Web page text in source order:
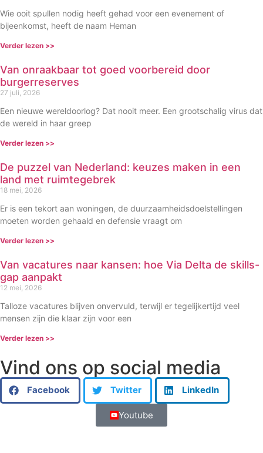
Wie ooit spullen nodig heeft gehad voor een evenement of
bijeenkomst, heeft de naam Heman
Verder lezen >>
Van onraakbaar tot goed voorbereid door
burgerreserves
27 juli, 2026
Een nieuwe wereldoorlog? Dat nooit meer. Een grootschalig virus dat
de wereld in haar greep
Verder lezen >>
De puzzel van Nederland: keuzes maken in een
land met ruimtegebrek
18 mei, 2026
Er is een tekort aan woningen, de duurzaamheidsdoelstellingen
moeten worden gehaald en defensie vraagt om
Verder lezen >>
Van vacatures naar kansen: hoe Via Delta de skills-
gap aanpakt
12 mei, 2026
Talloze vacatures blijven onvervuld, terwijl er tegelijkertijd veel
mensen zijn die klaar zijn voor een
Verder lezen >>
Vind ons op social media
Facebook Twitter LinkedIn
Youtube